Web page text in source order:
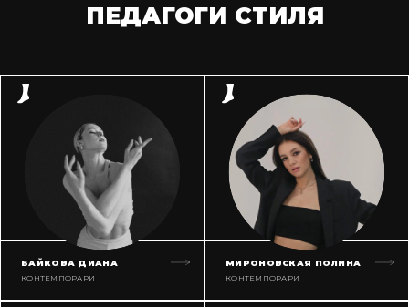
ПЕДАГОГИ СТИЛЯ
БАЙКОВА ДИАНА
КОНТЕМПОРАРИ
МИРОНОВСКАЯ ПОЛИНА
КОНТЕМПОРАРИ